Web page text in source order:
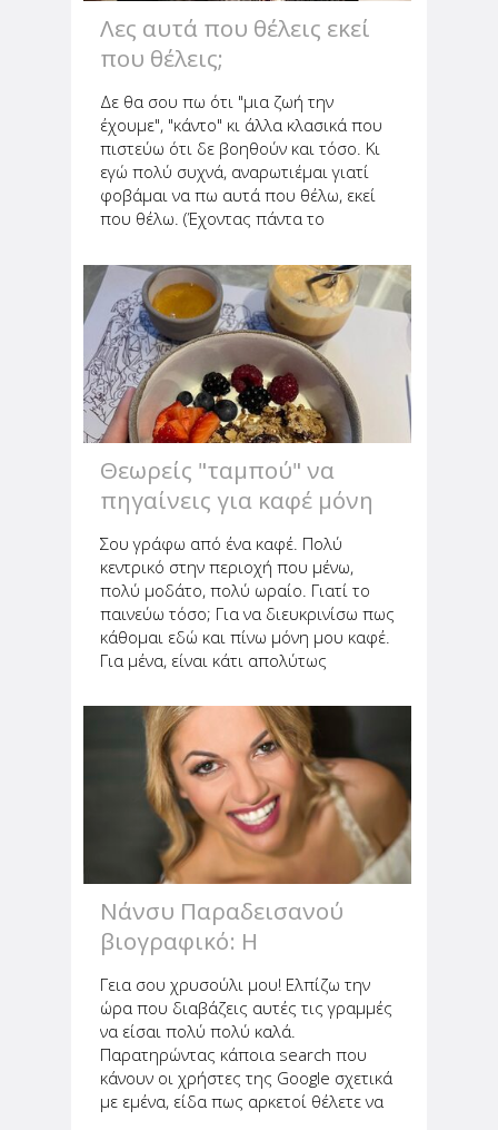
Λες αυτά που θέλεις εκεί
που θέλεις;
Δε θα σου πω ότι "μια ζωή την
έχουμε", "κάντο" κι άλλα κλασικά που
πιστεύω ότι δε βοηθούν και τόσο. Κι
εγώ πολύ συχνά, αναρωτιέμαι γιατί
φοβάμαι να πω αυτά που θέλω, εκεί
που θέλω. (Έχοντας πάντα το
χαμηλούς τόνους" στο μυαλό μου).
Και συνοπτικά θα σου πω, ότι το...
Θεωρείς "ταμπού" να
πηγαίνεις για καφέ μόνη
σου;
Σου γράφω από ένα καφέ. Πολύ
κεντρικό στην περιοχή που μένω,
πολύ μοδάτο, πολύ ωραίο. Γιατί το
παινεύω τόσο; Για να διευκρινίσω πως
κάθομαι εδώ και πίνω μόνη μου καφέ.
Για μένα, είναι κάτι απολύτως
μου γράφετε συχνά πως ντρέπεστε
και νιώθετε άβολα. Να βγεις έξω...
Νάνσυ Παραδεισανού
βιογραφικό: Η
επαγγελματική μου ζωή
Γεια σου χρυσούλι μου! Ελπίζω την
ώρα που διαβάζεις αυτές τις γραμμές
να είσαι πολύ πολύ καλά.
Παρατηρώντας κάποια search που
κάνουν οι χρήστες της Google σχετικά
με εμένα, είδα πως αρκετοί θέλετε να